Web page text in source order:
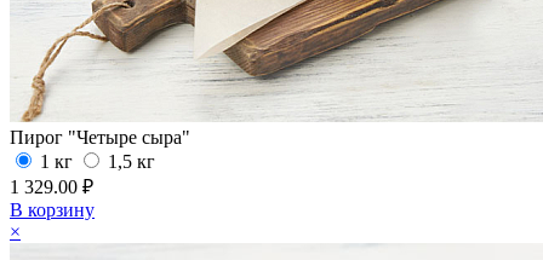
Пирог "Четыре сыра"
1 кг
1,5 кг
1 329.00 ₽
В корзину
×